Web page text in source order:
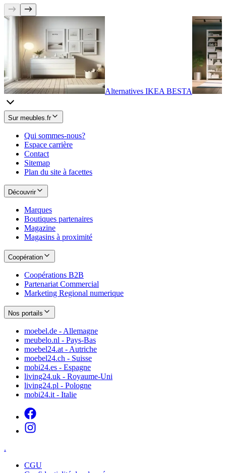
Alternatives IKEA BESTA
Sur meubles.fr
Qui sommes-nous?
Espace carrière
Contact
Sitemap
Plan du site à facettes
Découvrir
Marques
Boutiques partenaires
Magazine
Magasins à proximité
Coopération
Coopérations B2B
Partenariat Commercial
Marketing Regional numerique
Nos portails
moebel.de - Allemagne
meubelo.nl - Pays-Bas
moebel24.at - Autriche
moebel24.ch - Suisse
mobi24.es - Espagne
living24.uk - Royaume-Uni
living24.pl - Pologne
mobi24.it - Italie
.
CGU